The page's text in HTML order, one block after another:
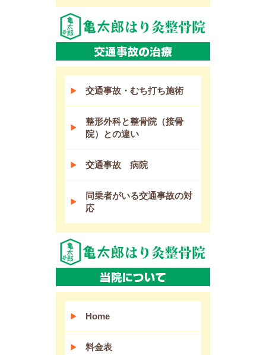
交通事故・むち打ち施術
整形外科と整骨院（接骨
院）との違い
交通事故 病院
同乗者がいる交通事故の対
応
Home
料金表